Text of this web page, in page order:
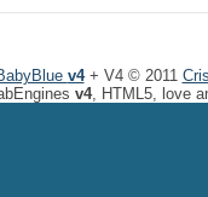
v4+ V4 © 2011
v4, HTML5, love